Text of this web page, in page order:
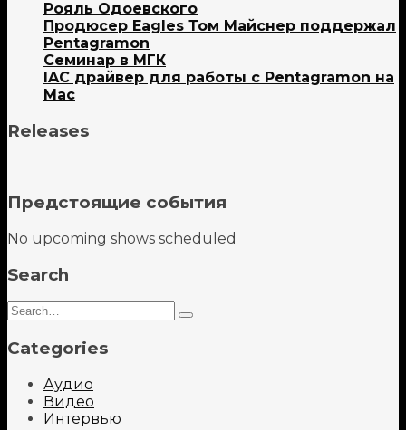
Рояль Одоевского
Продюсер Eagles Том Майснер поддержал
Pentagramon
Семинар в МГК
IAC драйвер для работы с Pentagramon на
Mac
Releases
Предстоящие события
No upcoming shows scheduled
Search
Search
Type
Categories
Аудио
Видео
Интервью